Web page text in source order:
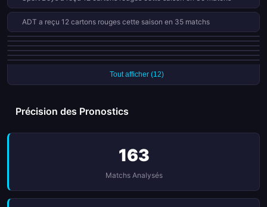
ADT a reçu 12 cartons rouges cette saison en 35 matchs
Alianza Lima a réussi tous ses 10 penalties cette saison
Sport Boys a réussi tous ses 9 penalties cette saison
Cuzco a réussi tous ses 9 penalties cette saison
Universitario a reçu 8 cartons rouges cette saison en 35 matchs
Sporting Cristal a reçu 8 cartons rouges cette saison en 40 matchs
Tout afficher (12)
Précision des Pronostics
163
Matchs Analysés